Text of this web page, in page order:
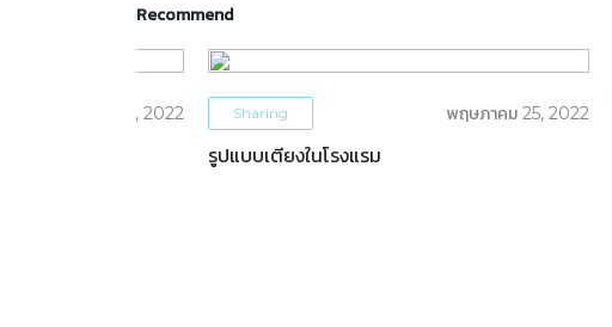
Recommend
มิถุนายน 1, 2022 Sharing พฤษภาคม 25, 2022
รูปแบบเตียงในโรงแรม